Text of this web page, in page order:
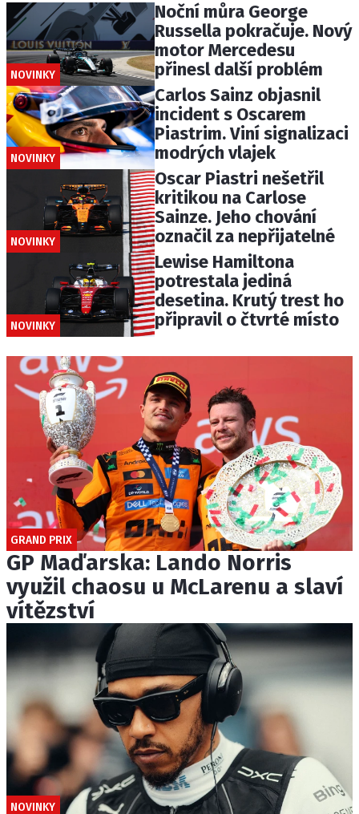
NOVINKY
Noční můra George
Russella pokračuje. Nový
motor Mercedesu
přinesl další problém
NOVINKY
Carlos Sainz objasnil
incident s Oscarem
Piastrim. Viní signalizaci
modrých vlajek
NOVINKY
Oscar Piastri nešetřil
kritikou na Carlose
Sainze. Jeho chování
označil za nepřijatelné
NOVINKY
Lewise Hamiltona
potrestala jediná
desetina. Krutý trest ho
připravil o čtvrté místo
GRAND PRIX
GP Maďarska: Lando Norris
využil chaosu u McLarenu a slaví
vítězství
NOVINKY